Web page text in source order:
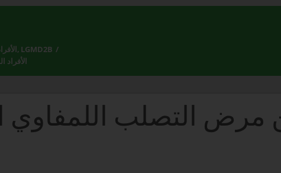
LGMD2B
مرض التصلب اللمفاوي